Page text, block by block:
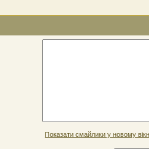
Показати смайлики у новому